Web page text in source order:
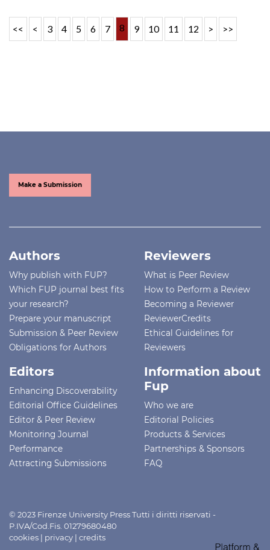
<< < 3 4 5 6 7 8 9 10 11 12 > >>
Make a Submission
Authors
Why publish with FUP?
Which FUP journal best fits
your research?
Prepare your manuscript
Submission & Peer Review
Obligations for Authors
Reviewers
What is Peer Review
How to Perform a Review
Becoming a Reviewer
ReviewerCredits
Ethical Guidelines for
Reviewers
Editors
Enhancing Discoverability
Editorial Office Guidelines
Editor & Peer Review
Monitoring Journal
Performance
Attracting Submissions
Information about
Fup
Who we are
Editorial Policies
Products & Services
Partnerships & Sponsors
FAQ
© 2023 Firenze University Press Tutti i diritti riservati -
P.IVA/Cod.Fis. 01279680480
cookies | privacy | credits